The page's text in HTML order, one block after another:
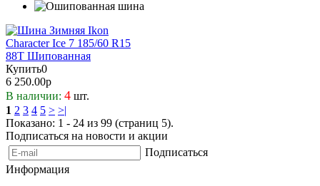
Купить0
6 250.00р
В наличии: 4 шт.
1 2 3 4 5 > >|
Показано: 1 - 24 из 99 (страниц 5).
Подписаться на новости и акции
Подписаться
Информация